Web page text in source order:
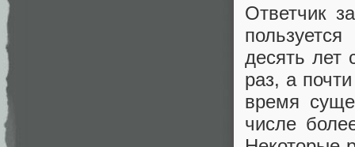
Ответчик
десять лет
раз, а
время
числе